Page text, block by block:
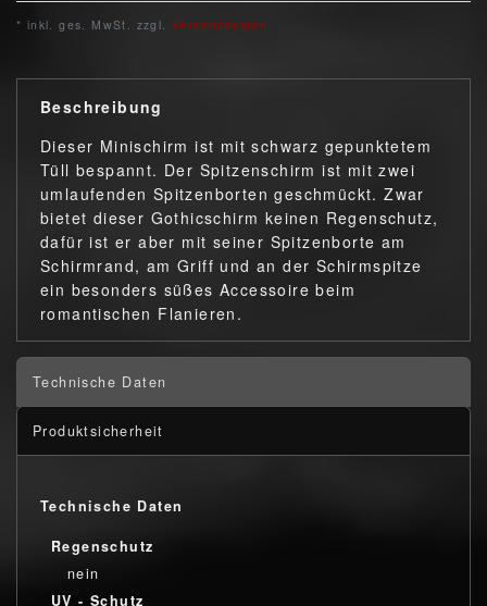
* inkl. ges. MwSt. zzgl. Versandkosten
Beschreibung
Dieser Minischirm ist mit schwarz gepunktetem
Tüll bespannt. Der Spitzenschirm ist mit zwei
umlaufenden Spitzenborten geschmückt. Zwar
bietet dieser Gothicschirm keinen Regenschutz,
dafür ist er aber mit seiner Spitzenborte am
Schirmrand, am Griff und an der Schirmspitze
ein besonders süßes Accessoire beim
romantischen Flanieren.
Technische Daten
Produktsicherheit
Technische Daten
Regenschutz
nein
UV - Schutz